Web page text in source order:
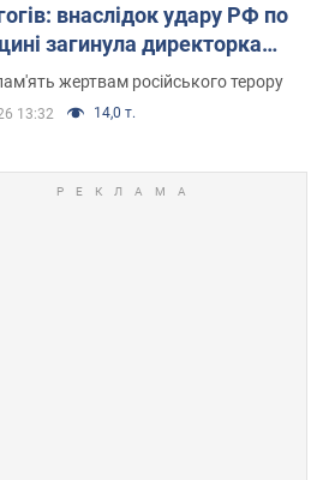
внаслідок удару РФ по
загинула директорка
ліцею, її чоловік та онук
жертвам російського терору
13:32 14,0 т.